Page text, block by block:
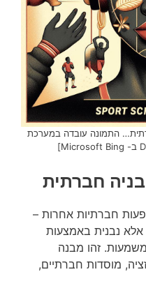
התמונה עובדה במערכת
חברתית
חברתיות אחרות –
אלא נבנית באמצעות
זהו מבנה
מוסדות חברתיים,